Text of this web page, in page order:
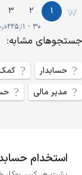
1
2
3
1 - 30از225
جستجو‌های مشابه:
حسابدار
مدیر مالی
استخدام